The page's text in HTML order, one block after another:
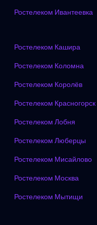
Ростелеком Ивантеевка
Ростелеком Кашира
Ростелеком Коломна
Ростелеком Королёв
Ростелеком Красногорск
Ростелеком Лобня
Ростелеком Люберцы
Ростелеком Мисайлово
Ростелеком Москва
Ростелеком Мытищи